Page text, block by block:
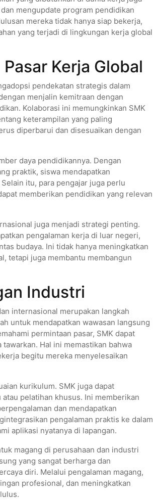
mengupdate program pendidikan
mereka tidak hanya siap bekerja,
yang terjadi di lingkungan kerja global
Kerja Global
pendekatan strategis dalam
menjalin kemitraan dengan
Kolaborasi ini memungkinkan SMK
keterampilan yang paling
diperbarui dan disesuaikan dengan
daya pendidikannya. Dengan
praktik, siswa mendapatkan
itu, para pengajar juga perlu
memberikan pendidikan yang relevan
juga menjadi strategi penting.
pengalaman kerja di luar negeri,
budaya. Ini tidak hanya meningkatkan
tetapi juga membantu membangun
Industri
internasional merupakan langkah
untuk mendapatkan wawasan langsung
permintaan pasar, SMK dapat
Hal ini memastikan bahwa
begitu mereka menyelesaikan
kurikulum. SMK juga dapat
pelatihan khusus. Ini memberikan
dan mendapatkan
pengalaman praktis ke dalam
aplikasi nyatanya di lapangan.
magang di perusahaan dan industri
yang sangat berharga dan
diri. Melalui pengalaman magang,
profesional, dan meningkatkan